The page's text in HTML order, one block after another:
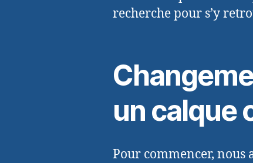
recherche pour s’y
un calque
Pour commencer,